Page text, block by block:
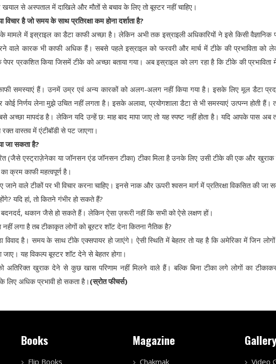
से अस्पताल में दाखिले और मौतों से बचाव के लिए तो बूस्टर नहीं चाहिए।
है जो समय के साथ प्रतिरक्षा कम होना दर्शाता है?
के मामले में इस्राइल का डैटा काफी अच्छा है। लेकिन अभी तक इस्राइली अधिकारियों ने इसे किसी वैज्ञानिक
वाले कारक भी काफी अधिक हैं। सबसे पहले इस्राइल को फरवरी और मार्च में टीके की प्रभाविता को
प्रकशित किया जिसमें टीके को अच्छा बताया गया। अब इस्राइल को लग रहा है कि टीके की
समस्याएं हैं। उनमें उम्र एवं अन्य कारकों को अलग-अलग नहीं किया गया है। इसके लिए मूल डैटा
निर्णय लेना मुझे उचित नहीं लगता है। इसके अलावा, प्रयोगशाला डैटा से भी समस्याएं उत्पन्न होती हैं।
अच्छा मापदंड है। लेकिन यदि उन्हें छ: माह बाद मापा जाए तो यह स्पष्ट नहीं होता है। यदि आपके पास
वास्तव में एंटीबॉडी से पट जाएगा।
जा सकता है?
(जैसे एस्ट्राज़ेनेका या जॉनसन एंड जॉनसन टीका) टीका मिला है उनके लिए उसी टीके की एक और खुराक
क्रम काफी महत्वपूर्ण है।
वाले टीकों पर भी विचार करना चाहिए। इनसे नाक और ऊपरी श्वसन मार्ग में प्रतिरक्षा विकसित की जा
यदि हां, तो कितने गंभीर हो सकते हैं?
थकान जैसे हो सकते हैं। लेकिन ऐसा ज़रूरी नहीं कि सभी को ऐसे लक्षण हों।
लगा है तब टीकाकृत लोगों को बूस्टर शॉट देना कितना नैतिक है?
है। समय के साथ टीके एक्सपायर हो जाएंगे। ऐसी स्थिति में बेहतर तो यह है कि अमेरिका में जिन लोगों
यह विकल्प बूस्टर शॉट देने से बेहतर होगा।
अतिरिक्त खुराक देने से कुछ खास परिणाम नहीं मिलने वाले हैं। बल्कि बिना टीका लगे लोगों का
लिए अधिक प्रभावी हो सकता है। (स्रोत फीचर्स)
Books
Flip Books
Magazine
Chakmak
Gallery
Video